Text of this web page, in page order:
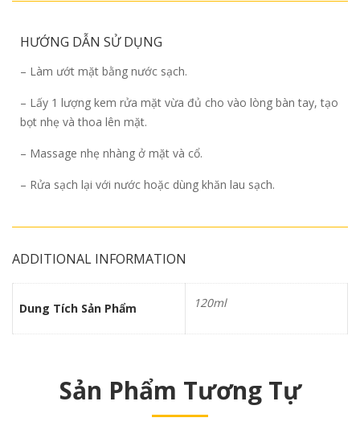
HƯỚNG DẪN SỬ DỤNG
– Làm ướt mặt bằng nước sạch.
– Lấy 1 lượng kem rửa mặt vừa đủ cho vào lòng bàn tay, tạo
bọt nhẹ và thoa lên mặt.
– Massage nhẹ nhàng ở mặt và cổ.
– Rửa sạch lại với nước hoặc dùng khăn lau sạch.
ADDITIONAL INFORMATION
Dung Tích Sản Phẩm 120ml
Sản Phẩm Tương Tự